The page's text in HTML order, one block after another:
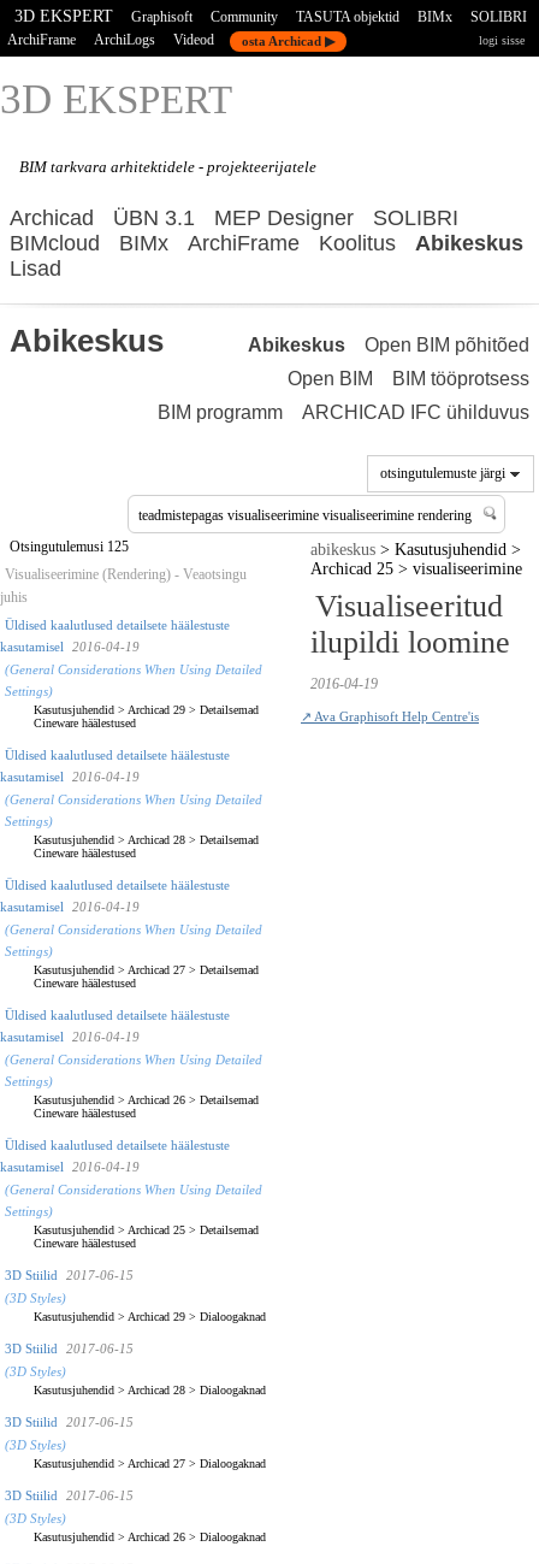
3D EKSPERT Graphisoft Community TASUTA objektid BIMx
SOLIBRI
ArchiFrame
ArchiLogs Videod osta Archicad ▶ logi sisse
3D EKSPERT
BIM tarkvara arhitektidele - projekteerijatele
Archicad ÜBN 3.1 MEP Designer
SOLIBRI
BIMcloud
BIMx ArchiFrame Koolitus
Abikeskus
Lisad
Abikeskus Abikeskus
Open BIM põhitõed
Open BIM
BIM tööprotsess
BIM programm
ARCHICAD IFC ühilduvus
otsingutulemuste järgi
Otsingutulemusi 125
Visualiseerimine (Rendering) - Veaotsingu
juhis
Üldised kaalutlused detailsete häälestuste
kasutamisel
2016-04-19
(General Considerations When Using Detailed
Settings)
Kasutusjuhendid > Archicad 29 > Detailsemad
Cineware häälestused
Üldised kaalutlused detailsete häälestuste
kasutamisel
2016-04-19
(General Considerations When Using Detailed
Settings)
Kasutusjuhendid > Archicad 28 > Detailsemad
Cineware häälestused
Üldised kaalutlused detailsete häälestuste
kasutamisel
2016-04-19
(General Considerations When Using Detailed
Settings)
Kasutusjuhendid > Archicad 27 > Detailsemad
Cineware häälestused
Üldised kaalutlused detailsete häälestuste
kasutamisel
2016-04-19
(General Considerations When Using Detailed
Settings)
Kasutusjuhendid > Archicad 26 > Detailsemad
Cineware häälestused
Üldised kaalutlused detailsete häälestuste
kasutamisel
2016-04-19
(General Considerations When Using Detailed
Settings)
Kasutusjuhendid > Archicad 25 > Detailsemad
Cineware häälestused
3D Stiilid
2017-06-15
(3D Styles)
Kasutusjuhendid > Archicad 29 > Dialoogaknad
3D Stiilid
2017-06-15
(3D Styles)
Kasutusjuhendid > Archicad 28 > Dialoogaknad
3D Stiilid
2017-06-15
(3D Styles)
Kasutusjuhendid > Archicad 27 > Dialoogaknad
3D Stiilid
2017-06-15
(3D Styles)
Kasutusjuhendid > Archicad 26 > Dialoogaknad
abikeskus > Kasutusjuhendid >
Archicad 25 > visualiseerimine
Visualiseeritud
ilupildi loomine
2016-04-19
↗ Ava Graphisoft Help Centre'is